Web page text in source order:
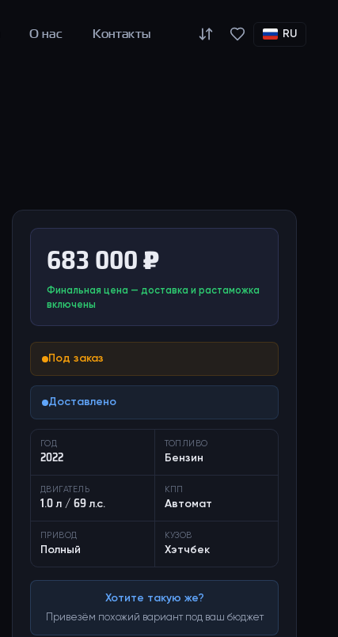
О нас Контакты RU
683 000 ₽
Финальная цена — доставка и растаможка
включены
Под заказ
Доставлено
ГОД
2022
ТОПЛИВО
Бензин
ДВИГАТЕЛЬ
1.0 л / 69 л.с.
КПП
Автомат
ПРИВОД
Полный
КУЗОВ
Хэтчбек
Хотите такую же?
Привезём похожий вариант под ваш бюджет